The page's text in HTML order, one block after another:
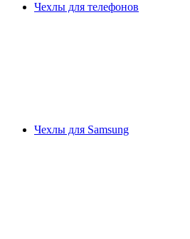
Чехлы для телефонов
Чехлы для Samsung